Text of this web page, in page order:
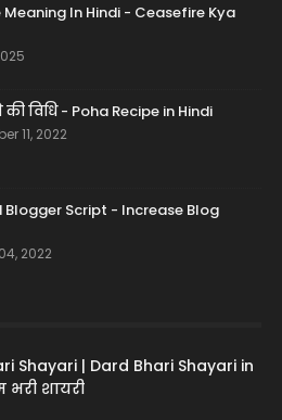
In Hindi - Ceasefire Kya
की विधि - Poha Recipe in Hindi
11, 2022
Blogger Script - Increase Blog
2022
Shayari | Dard Bhari Shayari in
भरी शायरी